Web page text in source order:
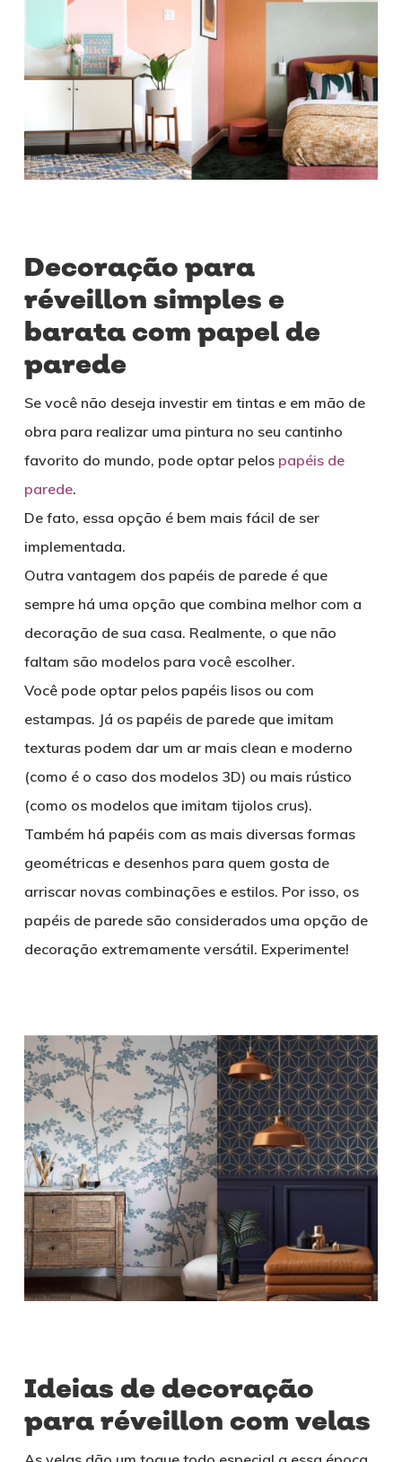
Decoração para
réveillon simples e
barata com papel de
parede
Se você não deseja investir em tintas e em mão de
obra para realizar uma pintura no seu cantinho
favorito do mundo, pode optar pelos papéis de
parede.
De fato, essa opção é bem mais fácil de ser
implementada.
Outra vantagem dos papéis de parede é que
sempre há uma opção que combina melhor com a
decoração de sua casa. Realmente, o que não
faltam são modelos para você escolher.
Você pode optar pelos papéis lisos ou com
estampas. Já os papéis de parede que imitam
texturas podem dar um ar mais clean e moderno
(como é o caso dos modelos 3D) ou mais rústico
(como os modelos que imitam tijolos crus).
Também há papéis com as mais diversas formas
geométricas e desenhos para quem gosta de
arriscar novas combinações e estilos. Por isso, os
papéis de parede são considerados uma opção de
decoração extremamente versátil. Experimente!
Ideias de decoração
para réveillon com velas